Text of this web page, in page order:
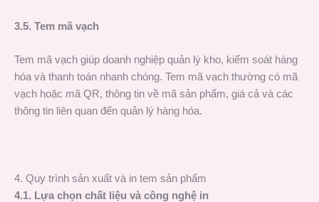
3.5. Tem mã vạch
Tem mã vạch giúp doanh nghiệp quản lý kho, kiểm soát hàng
hóa và thanh toán nhanh chóng. Tem mã vạch thường có mã
vạch hoặc mã QR, thông tin về mã sản phẩm, giá cả và các
thông tin liên quan đến quản lý hàng hóa.
4. Quy trình sản xuất và in tem sản phẩm
4.1. Lựa chọn chất liệu và công nghệ in